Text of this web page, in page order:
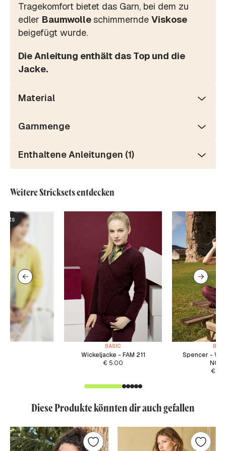
Tragekomfort bietet das Garn, bei dem zu
edler Baumwolleschimmernde Viskose
beigefügt wurde.
Die Anleitung enthält das Top und die
Jacke.
Material
Garnmenge
Enthaltene Anleitungen (1)
Weitere Stricksets entdecken
BASIC
Wickeljacke - FAM 211
€ 5.00
Spencer -
€
Diese Produkte könnten dir auch gefallen